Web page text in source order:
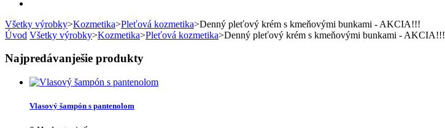
Všetky výrobky>Kozmetika>Pleťová kozmetika>Denný pleťový krém s kmeňovými bunkami - AKCIA!!!
Úvod Všetky výrobky>Kozmetika>Pleťová kozmetika>Denný pleťový krém s kmeňovými bunkami - AKCIA!!!
Najpredávanješie produkty
Vlasový šampón s pantenolom